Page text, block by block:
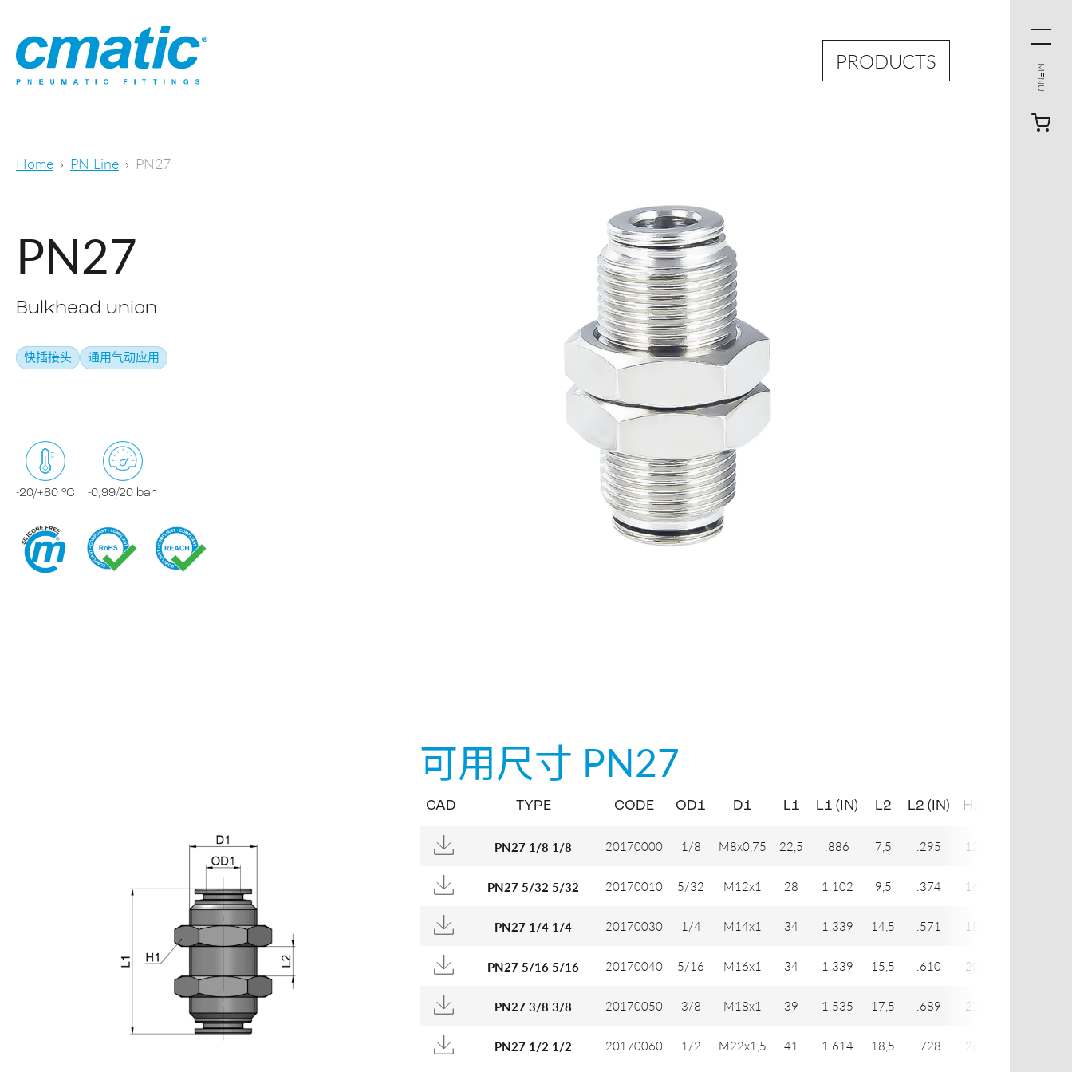
PRODUCTS
MENU
Home PN Line PN27
PN27
Bulkhead union
快插接头 通用气动应用
-20/+80 °C -0,99/20 bar
可用尺寸 PN27
CAD TYPE CODE OD1 D1 L1 L1 (IN) L2 L2 (IN) H1
PN27 1/8 1/8 20170000 1/8 M8x0,75 22,5 .886 7,5 .295 12
PN27 5/32 5/32 20170010 5/32 M12x1 28 1.102 9,5 .374 16
PN27 1/4 1/4 20170030 1/4 M14x1 34 1.339 14,5 .571 18
PN27 5/16 5/16 20170040 5/16 M16x1 34 1.339 15,5 .610 20
PN27 3/8 3/8 20170050 3/8 M18x1 39 1.535 17,5 .689 22
PN27 1/2 1/2 20170060 1/2 M22x1,5 41 1.614 18,5 .728 26